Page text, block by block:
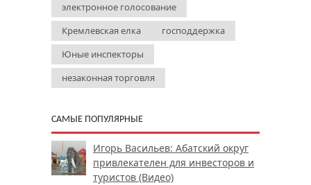
электронное голосование
Кремлевская елка
господдержка
Юные инспекторы
незаконная торговля
САМЫЕ ПОПУЛЯРНЫЕ
Игорь Васильев: Абатский округ
привлекателен для инвесторов и
туристов (Видео)